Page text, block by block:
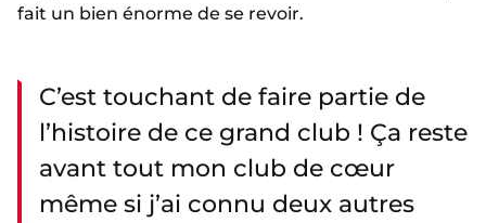
fait un bien énorme de se revoir.
C’est touchant de faire partie de
l’histoire de ce grand club ! Ça reste
avant tout mon club de cœur
même si j’ai connu deux autres